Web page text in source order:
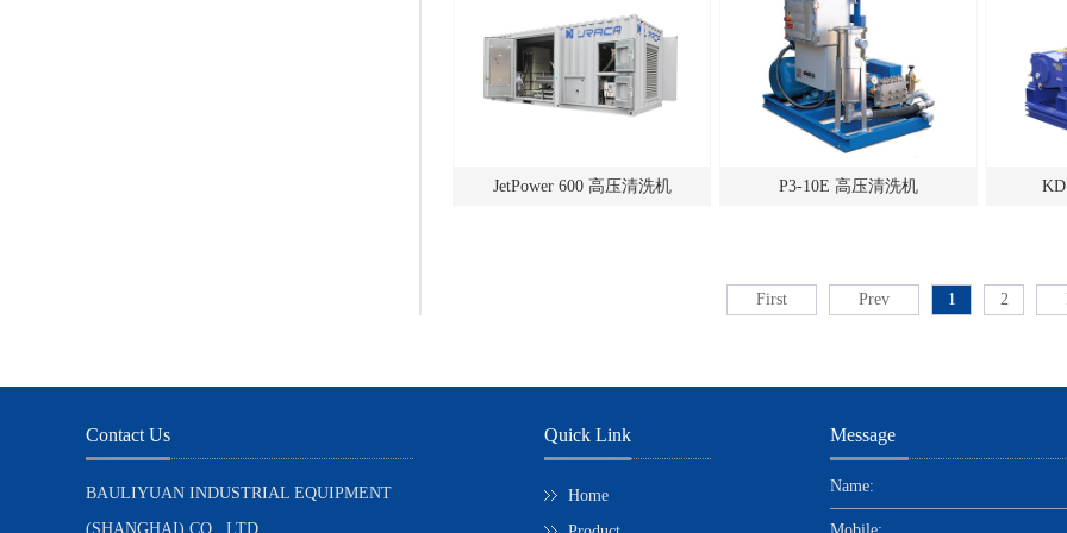
JetPower 600 高压清洗机 P3-10E 高压清洗机
First Prev 1 2
Contact Us
BAULIYUAN INDUSTRIAL EQUIPMENT
(SHANGHAI) CO., LTD
Quick Link
Home
Message
Name: